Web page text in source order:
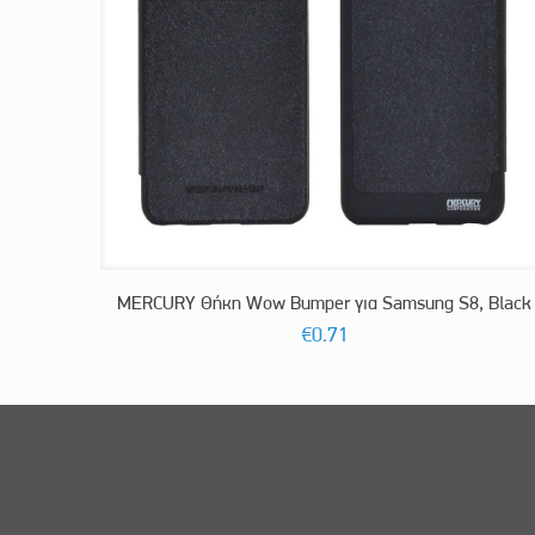
MERCURY Θήκη Wow Bumper για Samsung S8, Black
€0.71